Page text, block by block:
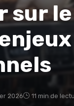
sur
2026 11 min de